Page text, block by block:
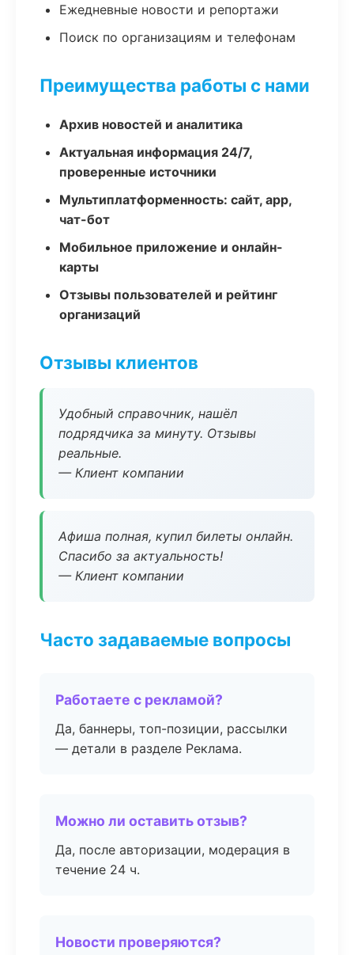
Ежедневные новости и репортажи
Поиск по организациям и телефонам
Преимущества работы с нами
Архив новостей и аналитика
Актуальная информация 24/7,
проверенные источники
Мультиплатформенность: сайт, app,
чат-бот
Мобильное приложение и онлайн-
карты
Отзывы пользователей и рейтинг
организаций
Отзывы клиентов
Удобный справочник, нашёл
подрядчика за минуту. Отзывы
реальные.
— Клиент компании
Афиша полная, купил билеты онлайн.
Спасибо за актуальность!
— Клиент компании
Часто задаваемые вопросы
Работаете с рекламой?
Да, баннеры, топ-позиции, рассылки
— детали в разделе Реклама.
Можно ли оставить отзыв?
Да, после авторизации, модерация в
течение 24 ч.
Новости проверяются?